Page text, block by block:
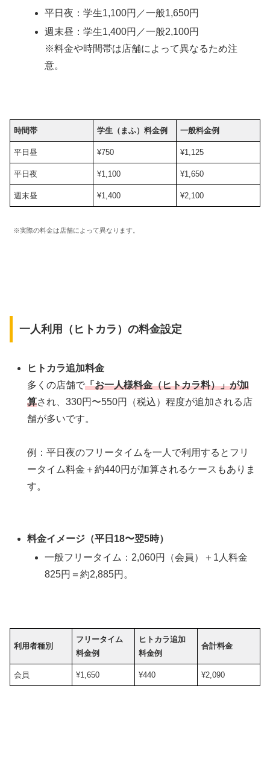
平日夜：学生1,100円／一般1,650円
週末昼：学生1,400円／一般2,100円
※料金や時間帯は店舗によって異なるため注
意。
時間帯 学生（まふ）料金例 一般料金例
平日昼 ¥750 ¥1,125
平日夜 ¥1,100 ¥1,650
週末昼 ¥1,400 ¥2,100
※実際の料金は店舗によって異なります。
一人利用（ヒトカラ）の料金設定
ヒトカラ追加料金
多くの店舗で「お一人様料金（ヒトカラ料）」が加
算され、330円〜550円（税込）程度が追加される店
舗が多いです。
例：平日夜のフリータイムを一人で利用するとフリ
ータイム料金＋約440円が加算されるケースもありま
す。
料金イメージ（平日18〜翌5時）
一般フリータイム：2,060円（会員）＋1人料金
825円＝約2,885円。
利用者種別
フリータイム
料金例
ヒトカラ追加
料金例
合計料金
会員 ¥1,650 ¥440 ¥2,090